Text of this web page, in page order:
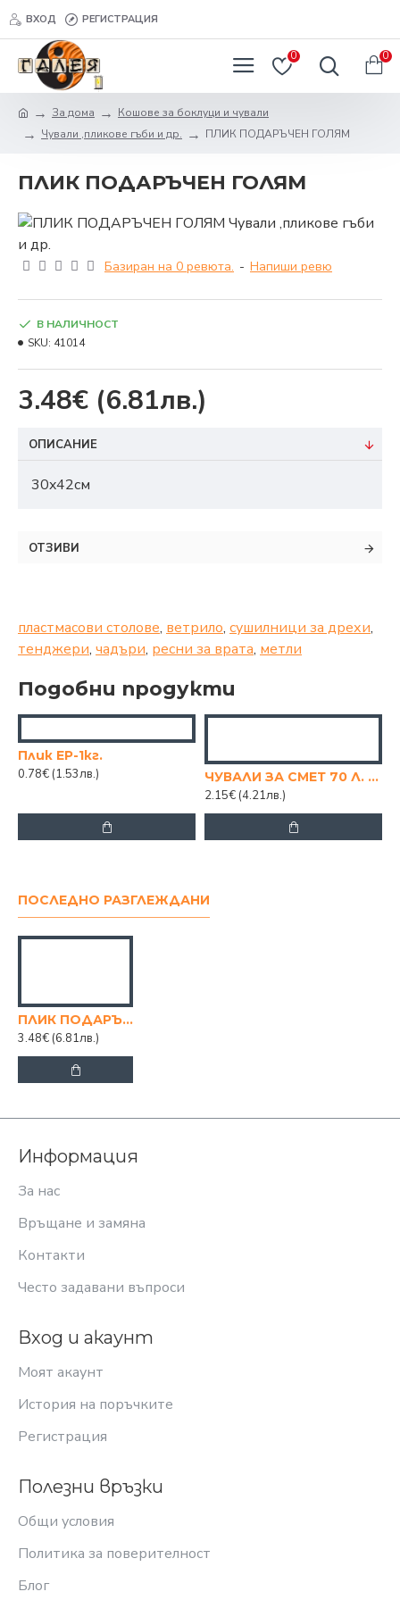
ВХОД РЕГИСТРАЦИЯ
0 0
За дома
Кошове за боклуци и чували
Чували ,пликове гъби и др.
ПЛИК ПОДАРЪЧЕН ГОЛЯМ
ПЛИК ПОДАРЪЧЕН ГОЛЯМ
Базиран на 0 ревюта. - Напиши ревю
3.48€ (6.81лв.)
В НАЛИЧНОСТ
SKU: 41014
ОПИСАНИЕ
30x42см
ОТЗИВИ
пластмасови столове, ветрило, сушилници за дрехи,
тенджери, чадъри, ресни за врата, метли
Подобни продукти
Плик EP-1кг.
0.78€ (1.53лв.)
ЧУВАЛИ ЗА СМЕТ 70 Л. 60/90 СМ, 20 БР.
2.15€ (4.21лв.)
ПОСЛЕДНО РАЗГЛЕЖДАНИ
ПЛИК ПОДАРЪЧЕН ГОЛЯМ
3.48€ (6.81лв.)
Информация
За нас
Връщане и замяна
Контакти
Често задавани въпроси
Вход и акаунт
Моят акаунт
История на поръчките
Регистрация
Полезни връзки
Общи условия
Политика за поверителност
Блог